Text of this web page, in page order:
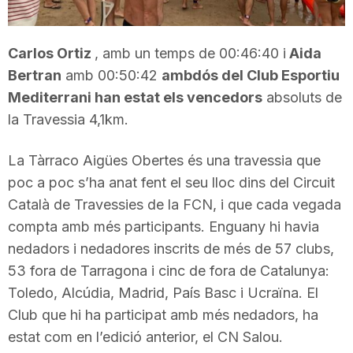
T
a
r
g
o
Carlos Ortiz , amb un temps de 00:46:40 i Aida
Bertran amb 00:50:42 ambdós del Club Esportiu
Mediterrani han estat els vencedors absoluts de
la Travessia 4,1km.
La Tàrraco Aigües Obertes és una travessia que
poc a poc s’ha anat fent el seu lloc dins del Circuit
Català de Travessies de la FCN, i que cada vegada
compta amb més participants. Enguany hi havia
nedadors i nedadores inscrits de més de 57 clubs,
53 fora de Tarragona i cinc de fora de Catalunya:
Toledo, Alcúdia, Madrid, País Basc i Ucraïna. El
Club que hi ha participat amb més nedadors, ha
estat com en l’edició anterior, el CN Salou.